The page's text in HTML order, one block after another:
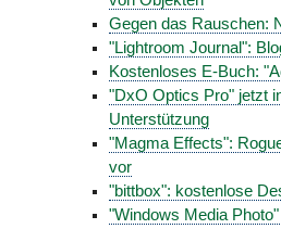
Gegen das Rauschen:
"Lightroom Journal":
Kostenloses E-Buch:
"DxO Optics Pro" jetzt
Unterstützung
"Magma Effects":
vor
"bittbox": kostenlose
"Windows Media